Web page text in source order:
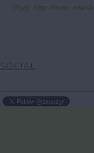
Πηγή: http://
SOCIAL